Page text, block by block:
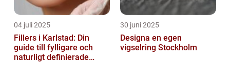
04 juli 2025
Fillers i Karlstad: Din
guide till fylligare och
naturligt definierade
30 juni 2025
Designa en egen
vigselring Stockholm